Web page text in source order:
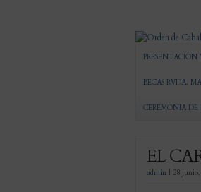
PRESENTACIÓN
BECAS RVDA.
CEREMONIA DE
EL
admin | 28